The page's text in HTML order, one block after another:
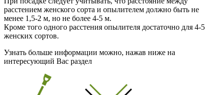
расстением женского сорта и опылителем должно быть не
менее 1,5-2 м, но не более 4-5 м.
Кроме того одного расстения опылителя достаточно для 4-5
женских сортов.
Узнать больше информации можно, нажав ниже на
интересующий Вас раздел